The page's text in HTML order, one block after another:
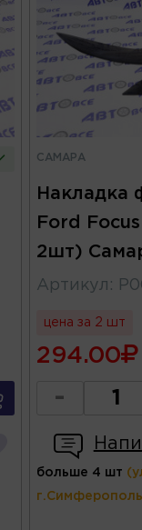
САМАРА
Накладка
Ford
2шт)
Артикул :
цена за 2 шт
294.00
-
больше 4 шт